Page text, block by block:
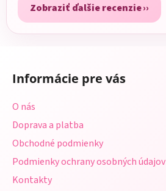
Zobraziť ďalšie recenzie
Informácie pre vás
O nás
Doprava a platba
Obchodné podmienky
Podmienky ochrany osobných údajov
Kontakty